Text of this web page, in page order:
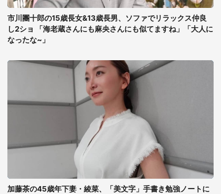
市川團十郎の15歳長女&13歳長男、ソファでリラックス仲良
し2ショ 「海老蔵さんにも麻央さんにも似てますね」「大人に
なったな~」
加藤茶の45歳年下妻・綾菜、「美文字」手書き勉強ノートに